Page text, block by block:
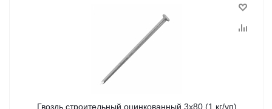
Гвоздь строительный оцинкованный 3х80 (1 кг/уп)